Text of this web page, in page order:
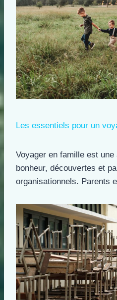
Les essentiels pour un
Voyager en famille est
bonheur, découvertes et
organisationnels. Parents